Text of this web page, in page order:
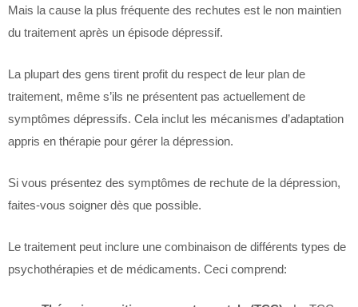
Mais la cause la plus fréquente des rechutes est le non maintien
du traitement après un épisode dépressif.
La plupart des gens tirent profit du respect de leur plan de
traitement, même s’ils ne présentent pas actuellement de
symptômes dépressifs. Cela inclut les mécanismes d’adaptation
appris en thérapie pour gérer la dépression.
Si vous présentez des symptômes de rechute de la dépression,
faites-vous soigner dès que possible.
Le traitement peut inclure une combinaison de différents types de
psychothérapies et de médicaments. Ceci comprend: